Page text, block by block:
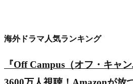
海外ドラマ人気ランキング
『Off Campus（オフ・キャ